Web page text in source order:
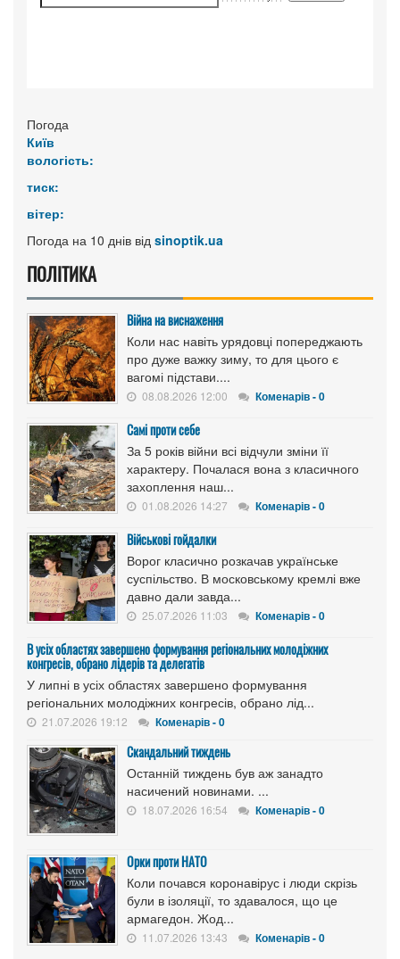
Погода
Київ
вологість:
тиск:
вітер:
Погода на 10 днів від sinoptik.ua
ПОЛІТИКА
Війна на виснаження
Коли нас навіть урядовці попереджають
про дуже важку зиму, то для цього є
вагомі підстави....
08.08.2026 12:00 Коменарів - 0
Самі проти себе
За 5 років війни всі відчули зміни її
характеру. Почалася вона з класичного
захоплення наш...
01.08.2026 14:27 Коменарів - 0
Військові гойдалки
Ворог класично розкачав українське
суспільство. В московському кремлі вже
давно дали завда...
25.07.2026 11:03 Коменарів - 0
В усіх областях завершено формування регіональних молодіжних
конгресів, обрано лідерів та делегатів
У липні в усіх областях завершено формування
регіональних молодіжних конгресів, обрано лід...
21.07.2026 19:12 Коменарів - 0
Скандальний тиждень
Останній тиждень був аж занадто
насичений новинами. ...
18.07.2026 16:54 Коменарів - 0
Орки проти НАТО
Коли почався коронавірус і люди скрізь
були в ізоляції, то здавалося, що це
армагедон. Жод...
11.07.2026 13:43 Коменарів - 0